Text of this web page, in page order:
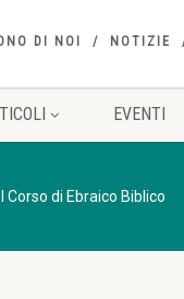
DI NOI NOTIZIE
EVENTI
Corso di Ebraico Biblico